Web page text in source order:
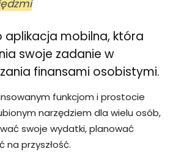
aplikacja mobilna, która
swoje zadanie w
finansami osobistymi.
funkcjom i prostocie
narzędziem dla wielu osób,
swoje wydatki, planować
na przyszłość.